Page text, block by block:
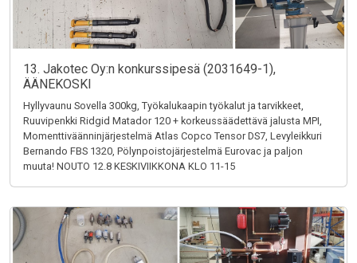
13. Jakotec Oy:n konkurssipesä (2031649-1),
ÄÄNEKOSKI
Hyllyvaunu Sovella 300kg, Työkalukaapin työkalut ja tarvikkeet,
Ruuvipenkki Ridgid Matador 120 + korkeussäädettävä jalusta MPI,
Momenttiväänninjärjestelmä Atlas Copco Tensor DS7, Levyleikkuri
Bernando FBS 1320, Pölynpoistojärjestelmä Eurovac ja paljon
muuta! NOUTO 12.8 KESKIVIIKKONA KLO 11-15